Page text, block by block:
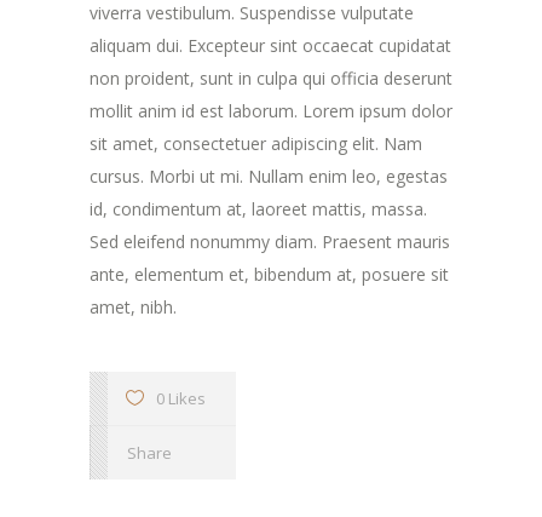
viverra vestibulum. Suspendisse vulputate
aliquam dui. Excepteur sint occaecat cupidatat
non proident, sunt in culpa qui officia deserunt
mollit anim id est laborum. Lorem ipsum dolor
sit amet, consectetuer adipiscing elit. Nam
cursus. Morbi ut mi. Nullam enim leo, egestas
id, condimentum at, laoreet mattis, massa.
Sed eleifend nonummy diam. Praesent mauris
ante, elementum et, bibendum at, posuere sit
amet, nibh.
0 Likes
Share